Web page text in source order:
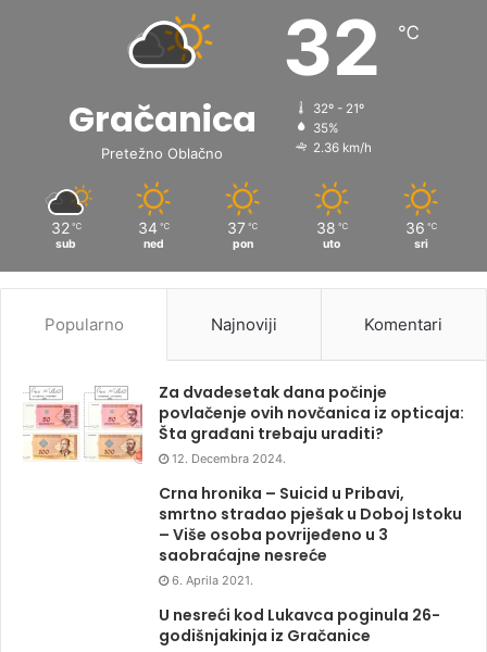
Gračanica
Pretežno Oblačno
32 ℃
32º - 21º
35%
2.36 km/h
32 ℃
sub
34 ℃
ned
37 ℃
pon
38 ℃
uto
36 ℃
sri
Popularno Najnoviji Komentari
Za dvadesetak dana počinje
povlačenje ovih novčanica iz opticaja:
Šta građani trebaju uraditi?
12. Decembra 2024.
Crna hronika – Suicid u Pribavi,
smrtno stradao pješak u Doboj Istoku
– Više osoba povrijeđeno u 3
saobraćajne nesreće
6. Aprila 2021.
U nesreći kod Lukavca poginula 26-
godišnjakinja iz Gračanice